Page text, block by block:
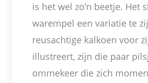
is het wel zo’n beetje. Het
warempel een variatie te
reusachtige kalkoen voor
illustreert, zijn die paar
ommekeer die zich